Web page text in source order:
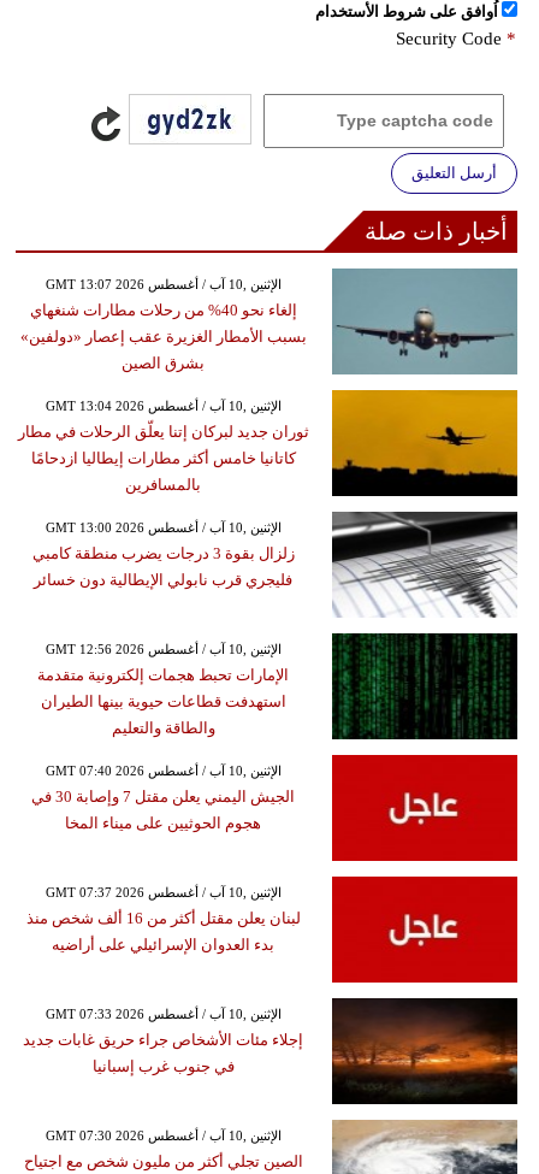
اُوافق على شروط الأستخدام
Security Code *
أرسل التعليق
أخبار ذات صلة
GMT 13:07 2026 الإثنين ,10 آب / أغسطس
إلغاء نحو 40% من رحلات مطارات شنغهاي
بسبب الأمطار الغزيرة عقب إعصار «دولفين»
بشرق الصين
GMT 13:04 2026 الإثنين ,10 آب / أغسطس
ثوران جديد لبركان إتنا يعلّق الرحلات في مطار
كاتانيا خامس أكثر مطارات إيطاليا ازدحامًا
بالمسافرين
GMT 13:00 2026 الإثنين ,10 آب / أغسطس
زلزال بقوة 3 درجات يضرب منطقة كامبي
فليجري قرب نابولي الإيطالية دون خسائر
GMT 12:56 2026 الإثنين ,10 آب / أغسطس
الإمارات تحبط هجمات إلكترونية متقدمة
استهدفت قطاعات حيوية بينها الطيران
والطاقة والتعليم
GMT 07:40 2026 الإثنين ,10 آب / أغسطس
الجيش اليمني يعلن مقتل 7 وإصابة 30 في
هجوم الحوثيين على ميناء المخا
GMT 07:37 2026 الإثنين ,10 آب / أغسطس
لبنان يعلن مقتل أكثر من 16 ألف شخص منذ
بدء العدوان الإسرائيلي على أراضيه
GMT 07:33 2026 الإثنين ,10 آب / أغسطس
إجلاء مئات الأشخاص جراء حريق غابات جديد
في جنوب غرب إسبانيا
GMT 07:30 2026 الإثنين ,10 آب / أغسطس
الصين تجلي أكثر من مليون شخص مع اجتياح